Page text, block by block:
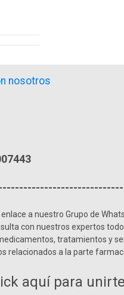
nosotros
a nuestro Grupo de
con nuestros expertos
tratamientos y
relacionados a la parte
aquí para